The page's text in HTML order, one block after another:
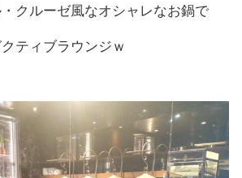
クルーゼ風なオシャレなお鍋で
ティブラウンジｗ